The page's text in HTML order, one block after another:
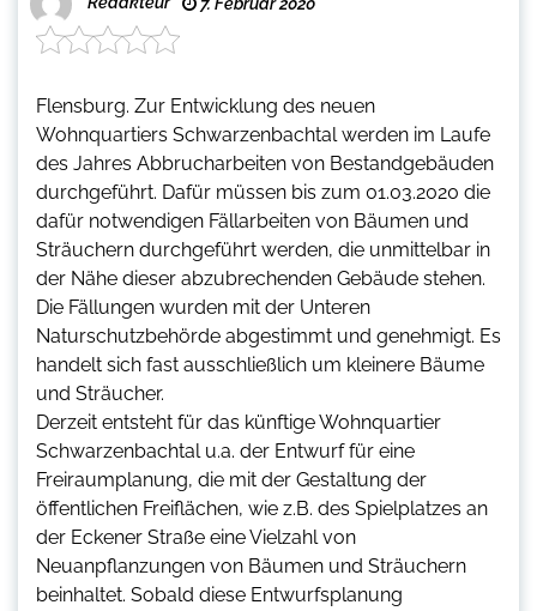
7. Februar 2020
Flensburg. Zur Entwicklung des neuen
Wohnquartiers Schwarzenbachtal werden im Laufe
des Jahres Abbrucharbeiten von Bestandgebäuden
durchgeführt. Dafür müssen bis zum 01.03.2020 die
dafür notwendigen Fällarbeiten von Bäumen und
Sträuchern durchgeführt werden, die unmittelbar in
der Nähe dieser abzubrechenden Gebäude stehen.
Die Fällungen wurden mit der Unteren
Naturschutzbehörde abgestimmt und genehmigt. Es
handelt sich fast ausschließlich um kleinere Bäume
und Sträucher.
Derzeit entsteht für das künftige Wohnquartier
Schwarzenbachtal u.a. der Entwurf für eine
Freiraumplanung, die mit der Gestaltung der
öffentlichen Freiflächen, wie z.B. des Spielplatzes an
der Eckener Straße eine Vielzahl von
Neuanpflanzungen von Bäumen und Sträuchern
beinhaltet. Sobald diese Entwurfsplanung